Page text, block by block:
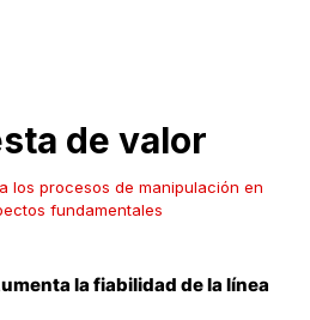
de valor
los procesos de manipulación en
fundamentales
la fiabilidad de la línea